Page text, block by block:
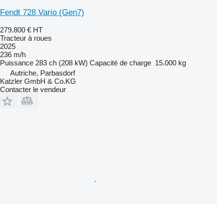
Fendt 728 Vario (Gen7)
279.800 € HT
Tracteur à roues
2025
236 m/h
Puissance 283 ch (208 kW) Capacité de charge 15.000 kg
Autriche, Parbasdorf
Katzler GmbH & Co.KG
Contacter le vendeur